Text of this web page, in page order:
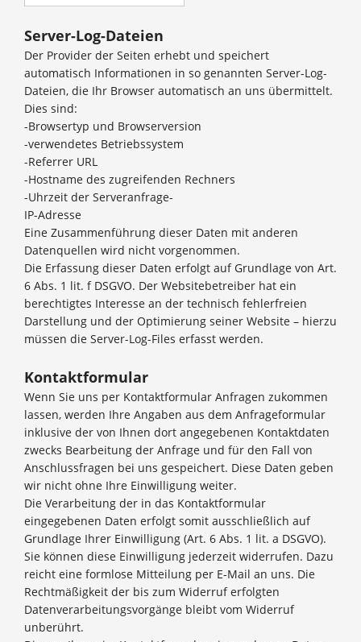
Server-Log-Dateien
Der Provider der Seiten erhebt und speichert
automatisch Informationen in so genannten Server-Log-
Dateien, die Ihr Browser automatisch an uns übermittelt.
Dies sind:
-Browsertyp und Browserversion
-verwendetes Betriebssystem
-Referrer URL
-Hostname des zugreifenden Rechners
-Uhrzeit der Serveranfrage-
IP-Adresse
Eine Zusammenführung dieser Daten mit anderen
Datenquellen wird nicht vorgenommen.
Die Erfassung dieser Daten erfolgt auf Grundlage von Art.
6 Abs. 1 lit. f DSGVO. Der Websitebetreiber hat ein
berechtigtes Interesse an der technisch fehlerfreien
Darstellung und der Optimierung seiner Website – hierzu
müssen die Server-Log-Files erfasst werden.
Kontaktformular
Wenn Sie uns per Kontaktformular Anfragen zukommen
lassen, werden Ihre Angaben aus dem Anfrageformular
inklusive der von Ihnen dort angegebenen Kontaktdaten
zwecks Bearbeitung der Anfrage und für den Fall von
Anschlussfragen bei uns gespeichert. Diese Daten geben
wir nicht ohne Ihre Einwilligung weiter.
Die Verarbeitung der in das Kontaktformular
eingegebenen Daten erfolgt somit ausschließlich auf
Grundlage Ihrer Einwilligung (Art. 6 Abs. 1 lit. a DSGVO).
Sie können diese Einwilligung jederzeit widerrufen. Dazu
reicht eine formlose Mitteilung per E-Mail an uns. Die
Rechtmäßigkeit der bis zum Widerruf erfolgten
Datenverarbeitungsvorgänge bleibt vom Widerruf
unberührt.